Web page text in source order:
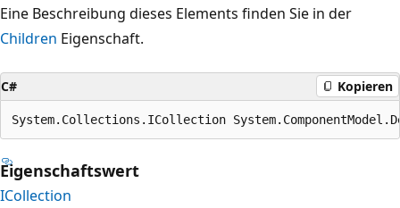
Eine Beschreibung dieses Elements finden Sie in der
Children Eigenschaft.
C# Kopieren
System.Collections.ICollection
Eigenschaftswert
ICollection